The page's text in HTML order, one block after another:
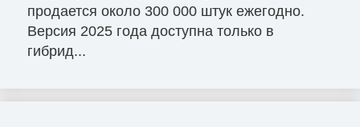
продается около 300 000 штук ежегодно.
Версия 2025 года доступна только в
гибрид...